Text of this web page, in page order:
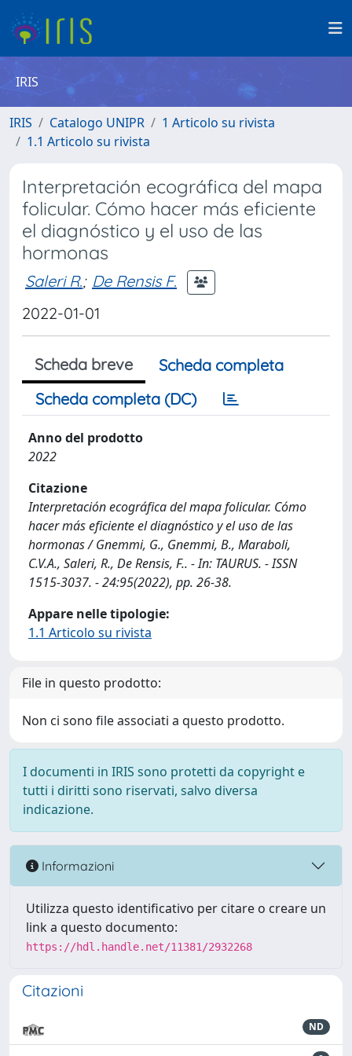
IRIS
IRIS Catalogo UNIPR
1 Articolo su rivista
1.1 Articolo su rivista
Interpretación ecográfica del mapa
folicular. Cómo hacer más eficiente
el diagnóstico y el uso de las
hormonas
Saleri R.; De Rensis F.
2022-01-01
Scheda breve
Scheda completa
Scheda completa (DC)
Anno del prodotto
2022
Citazione
Interpretación ecográfica del mapa folicular. Cómo
hacer más eficiente el diagnóstico y el uso de las
hormonas / Gnemmi, G., Gnemmi, B., Maraboli,
C.V.A., Saleri, R., De Rensis, F.. - In: TAURUS. - ISSN
1515-3037. - 24:95(2022), pp. 26-38.
Appare nelle tipologie:
1.1 Articolo su rivista
File in questo prodotto:
Non ci sono file associati a questo prodotto.
I documenti in IRIS sono protetti da copyright e
tutti i diritti sono riservati, salvo diversa
indicazione.
Informazioni
Utilizza questo identificativo per citare o creare un
link a questo documento:
https://hdl.handle.net/11381/2932268
Citazioni
ND